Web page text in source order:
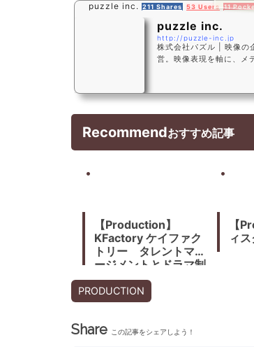
puzzle inc. 211 Shares 53 Users 11
puzzle inc.
http://puzzle-inc.jp
株式会社パズル | 映像の
営。映像表現を軸に、メ
Recommendおすすめ記事
【Production】
KFactory ケイファク
トリー タレントマネ
ージメントとドラマ制
作
【
ィ
PRODUCTION
Share この記事をシェアしよう！